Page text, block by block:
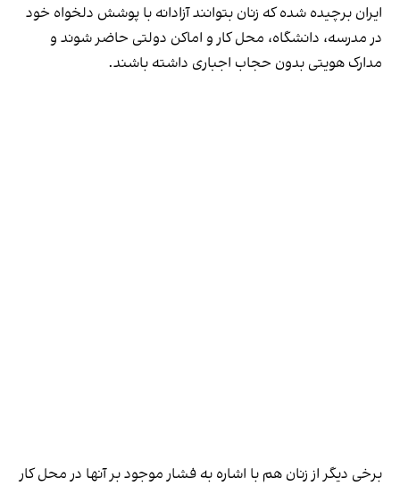
ایران برچیده شده که زنان بتوانند آزادانه با پوشش دلخواه خود
در مدرسه، دانشگاه، محل کار و اماکن دولتی حاضر شوند و
مدارک هویتی بدون حجاب اجباری داشته باشند.
برخی دیگر از زنان هم با اشاره به فشار موجود بر آنها در محل کار